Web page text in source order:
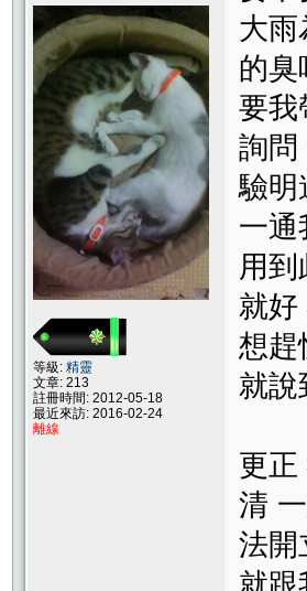
等級: 精靈
文章: 213
註冊時間: 2012-05-18
最近來訪: 2016-02-24
離線
大雨
的臭
要我
詢問
驗明
一通
用
就好
想趕
就說
更正
清
法開
就跟